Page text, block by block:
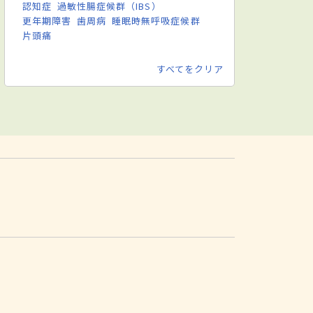
認知症 過敏性腸症候群（IBS）
更年期障害 歯周病 睡眠時無呼吸症候群
片頭痛
すべてをクリア